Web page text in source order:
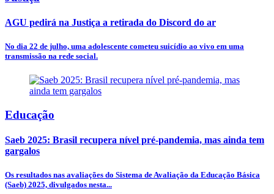
AGU pedirá na Justiça a retirada do Discord do ar
No dia 22 de julho, uma adolescente cometeu suicídio ao vivo em uma
transmissão na rede social.
Educação
Saeb 2025: Brasil recupera nível pré-pandemia, mas ainda tem
gargalos
Os resultados nas avaliações do Sistema de Avaliação da Educação Básica
(Saeb) 2025, divulgados nesta...